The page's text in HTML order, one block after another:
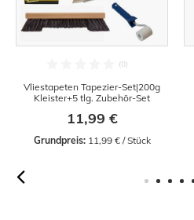
Vliestapeten Tapezier-Set|200g
Kleister+5 tlg. Zubehör-Set
11,99 €
Grundpreis: 11,99 € / Stück